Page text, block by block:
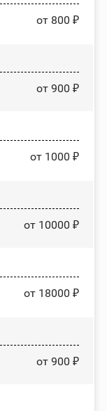
от 800 ₽
от 900 ₽
от 1000 ₽
от 10000 ₽
от 18000 ₽
от 900 ₽